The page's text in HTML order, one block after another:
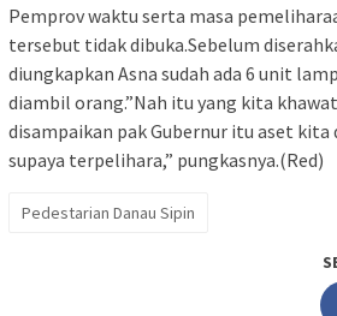
Pemprov waktu serta masa
tersebut tidak dibuka.Sebelum
diungkapkan Asna sudah ada 6 unit
diambil orang.”Nah itu yang kita
disampaikan pak Gubernur itu aset kita
supaya terpelihara,” pungkasnya.(Red)
Pedestarian Danau Sipin